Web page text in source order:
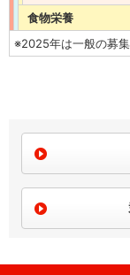
食物栄養
※2025年は一般の募